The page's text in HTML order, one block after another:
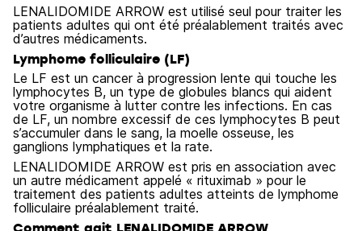
LENALIDOMIDE ARROW est utilisé seul pour traiter les
patients adultes qui ont été préalablement traités avec
d’autres médicaments.
Lymphome folliculaire (LF)
Le LF est un cancer à progression lente qui touche les
lymphocytes B, un type de globules blancs qui aident
votre organisme à lutter contre les infections. En cas
de LF, un nombre excessif de ces lymphocytes B peut
s’accumuler dans le sang, la moelle osseuse, les
ganglions lymphatiques et la rate.
LENALIDOMIDE ARROW est pris en association avec
un autre médicament appelé « rituximab » pour le
traitement des patients adultes atteints de lymphome
folliculaire préalablement traité.